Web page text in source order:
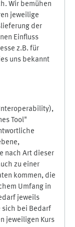
Wir bemühen
jeweilige
der
Einfluss
z.B. für
uns bekannt
Tool"
nach Art dieser
zu einer
kommen, die
Umfang in
jeweils
sich bei Bedarf
jeweiligen Kurs